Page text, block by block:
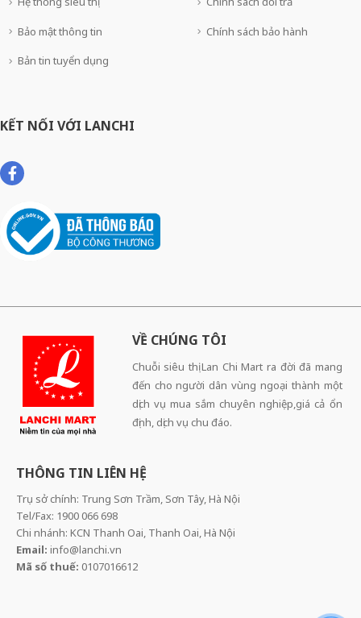
Bảo mật thông tin
Bản tin tuyển dụng
Chính sách bảo hành
KẾT NỐI VỚI LANCHI
VỀ CHÚNG TÔI
Chuỗi siêu thị Lan Chi Mart ra đời đã mang
đến cho người dân vùng ngoại thành một
dịch vụ mua sắm chuyên nghiệp,giá cả ổn
định, dịch vụ chu đáo.
THÔNG TIN LIÊN HỆ
Trụ sở chính: Trung Sơn Trầm, Sơn Tây, Hà Nội
Tel/Fax: 1900 066 698
Chi nhánh: KCN Thanh Oai, Thanh Oai, Hà Nội
Email: info@lanchi.vn
Mã số thuế: 0107016612